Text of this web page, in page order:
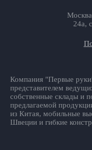
24а,
Компания "Первые
представителем
собственные склады и
предлагаемой
из Китая, мобильные
Швеции и гибкие